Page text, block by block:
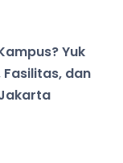
Yuk
dan